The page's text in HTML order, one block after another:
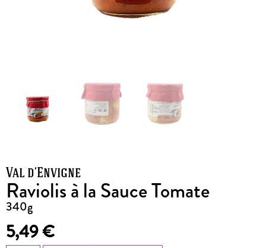
Val d’Envigne
Raviolis à la Sauce Tomate
340g
5,49€